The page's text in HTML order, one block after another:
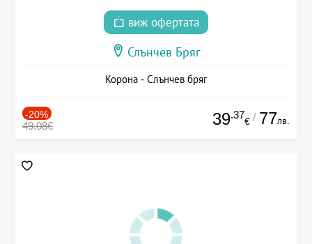
виж офертата
Слънчев Бряг
Корона - Слънчев бряг
-20%
49.08€ 39.37
€ / 77лв.